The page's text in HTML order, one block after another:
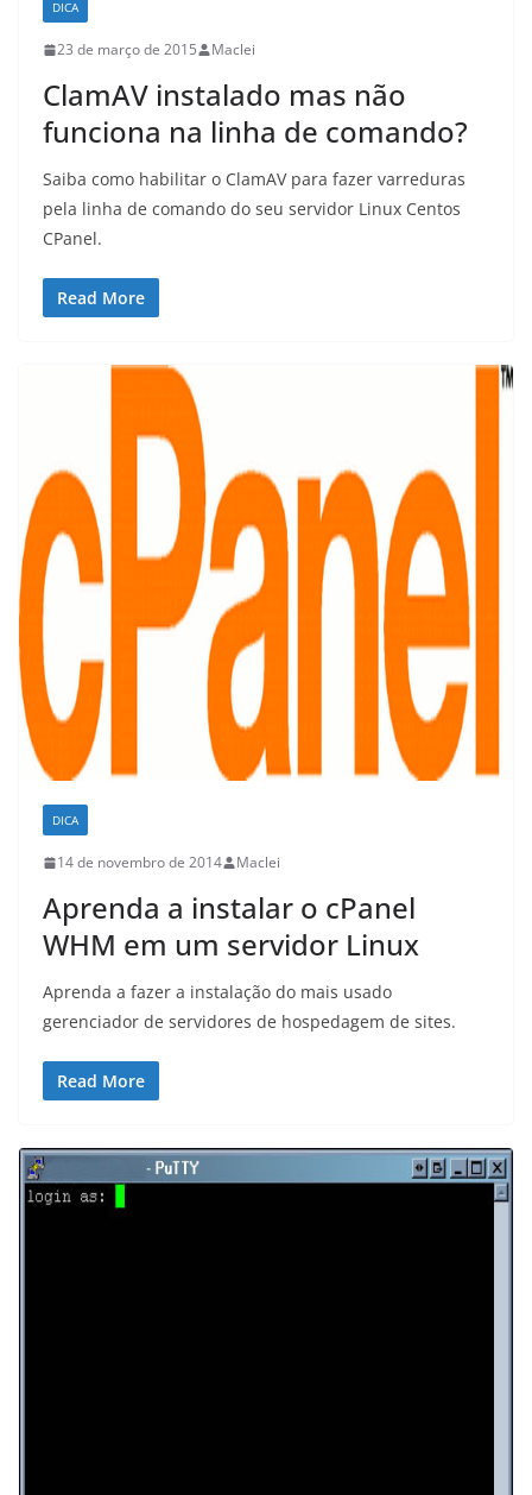
DICA
23 de março de 2015 Maclei
ClamAV instalado mas não
funciona na linha de comando?
Saiba como habilitar o ClamAV para fazer varreduras
pela linha de comando do seu servidor Linux Centos
CPanel.
Read More
DICA
14 de novembro de 2014 Maclei
Aprenda a instalar o cPanel
WHM em um servidor Linux
Aprenda a fazer a instalação do mais usado
gerenciador de servidores de hospedagem de sites.
Read More